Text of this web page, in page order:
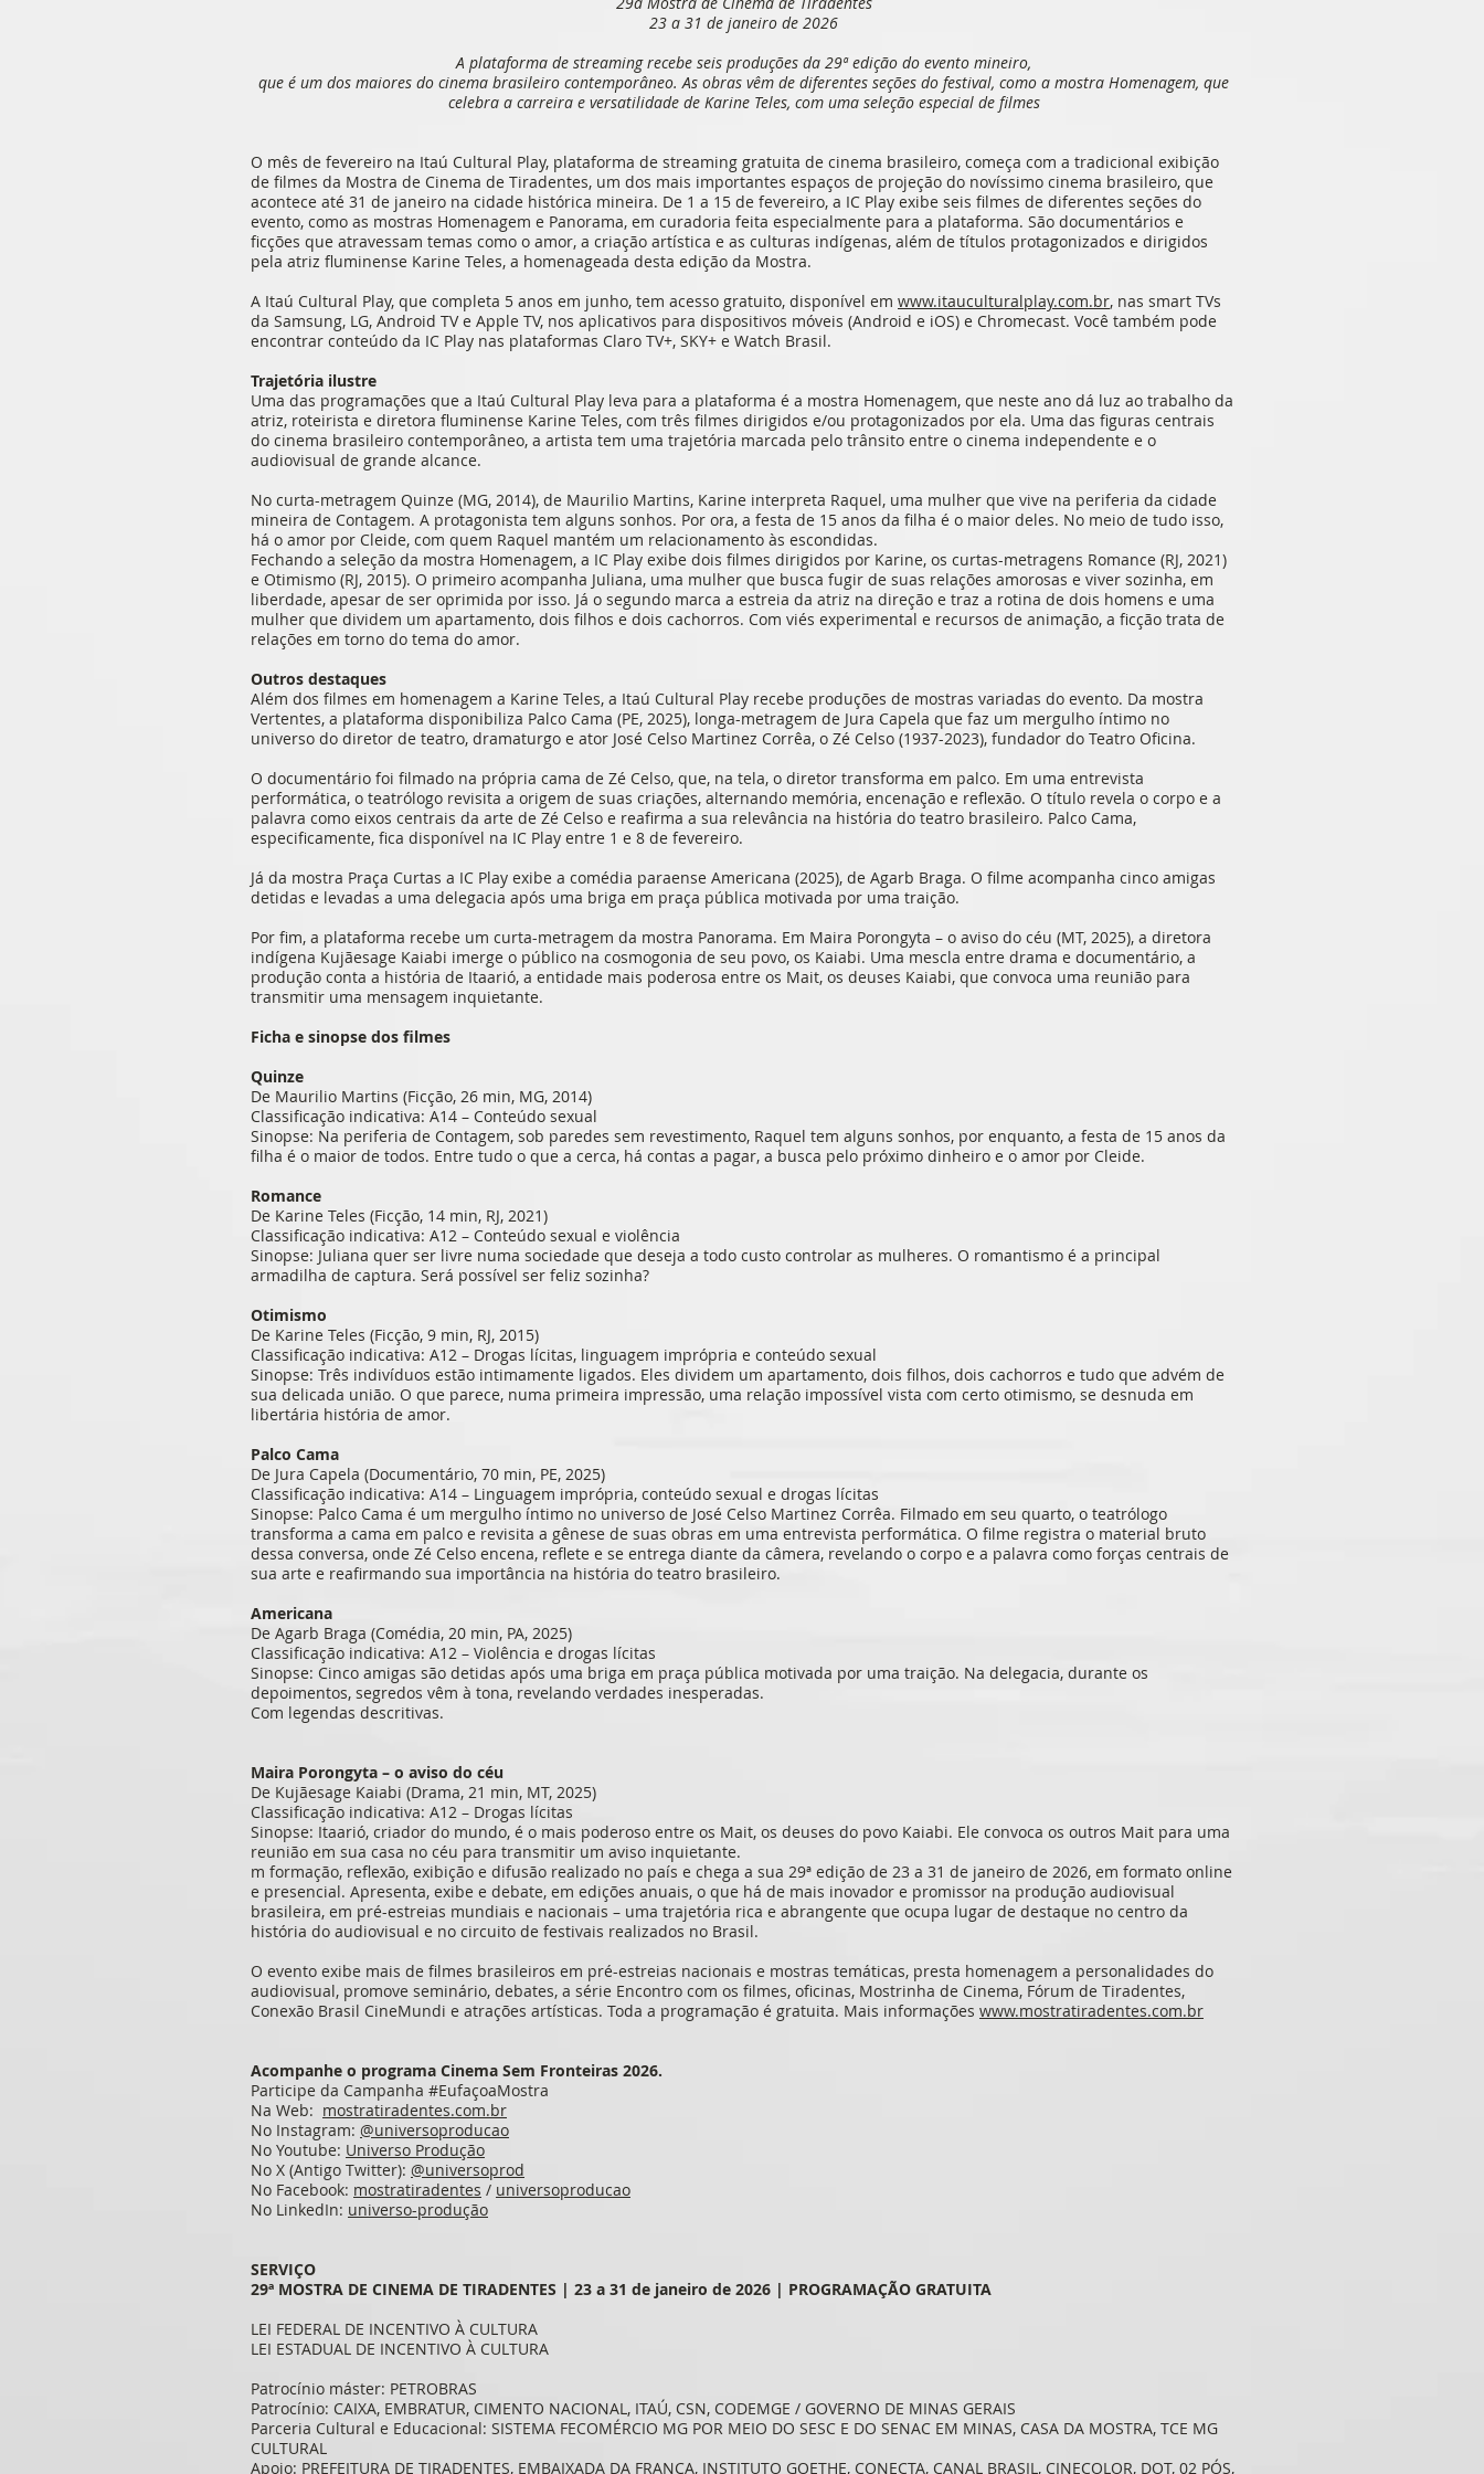
23 a 31 de janeiro de 2026
A plataforma de streaming recebe seis produções da 29ª edição do evento mineiro,
que é um dos maiores do cinema brasileiro contemporâneo. As obras vêm de diferentes seções do festival, como a mostra Homenagem, que
celebra a carreira e versatilidade de Karine Teles, com uma seleção especial de filmes
O mês de fevereiro na Itaú Cultural Play, plataforma de streaming gratuita de cinema brasileiro, começa com a tradicional exibição
de filmes da Mostra de Cinema de Tiradentes, um dos mais importantes espaços de projeção do novíssimo cinema brasileiro, que
acontece até 31 de janeiro na cidade histórica mineira. De 1 a 15 de fevereiro, a IC Play exibe seis filmes de diferentes seções do
evento, como as mostras Homenagem e Panorama, em curadoria feita especialmente para a plataforma. São documentários e
ficções que atravessam temas como o amor, a criação artística e as culturas indígenas, além de títulos protagonizados e dirigidos
pela atriz fluminense Karine Teles, a homenageada desta edição da Mostra.
A Itaú Cultural Play, que completa 5 anos em junho, tem acesso gratuito, disponível em www.itauculturalplay.com.br, nas smart TVs
da Samsung, LG, Android TV e Apple TV, nos aplicativos para dispositivos móveis (Android e iOS) e Chromecast. Você também pode
encontrar conteúdo da IC Play nas plataformas Claro TV+, SKY+ e Watch Brasil.
Trajetória ilustre
Uma das programações que a Itaú Cultural Play leva para a plataforma é a mostra Homenagem, que neste ano dá luz ao trabalho da
atriz, roteirista e diretora fluminense Karine Teles, com três filmes dirigidos e/ou protagonizados por ela. Uma das figuras centrais
do cinema brasileiro contemporâneo, a artista tem uma trajetória marcada pelo trânsito entre o cinema independente e o
audiovisual de grande alcance.
No curta-metragem Quinze (MG, 2014), de Maurilio Martins, Karine interpreta Raquel, uma mulher que vive na periferia da cidade
mineira de Contagem. A protagonista tem alguns sonhos. Por ora, a festa de 15 anos da filha é o maior deles. No meio de tudo isso,
há o amor por Cleide, com quem Raquel mantém um relacionamento às escondidas.
Fechando a seleção da mostra Homenagem, a IC Play exibe dois filmes dirigidos por Karine, os curtas-metragens Romance (RJ, 2021)
e Otimismo (RJ, 2015). O primeiro acompanha Juliana, uma mulher que busca fugir de suas relações amorosas e viver sozinha, em
liberdade, apesar de ser oprimida por isso. Já o segundo marca a estreia da atriz na direção e traz a rotina de dois homens e uma
mulher que dividem um apartamento, dois filhos e dois cachorros. Com viés experimental e recursos de animação, a ficção trata de
relações em torno do tema do amor.
Outros destaques
Além dos filmes em homenagem a Karine Teles, a Itaú Cultural Play recebe produções de mostras variadas do evento. Da mostra
Vertentes, a plataforma disponibiliza Palco Cama (PE, 2025), longa-metragem de Jura Capela que faz um mergulho íntimo no
universo do diretor de teatro, dramaturgo e ator José Celso Martinez Corrêa, o Zé Celso (1937-2023), fundador do Teatro Oficina.
O documentário foi filmado na própria cama de Zé Celso, que, na tela, o diretor transforma em palco. Em uma entrevista
performática, o teatrólogo revisita a origem de suas criações, alternando memória, encenação e reflexão. O título revela o corpo e a
palavra como eixos centrais da arte de Zé Celso e reafirma a sua relevância na história do teatro brasileiro. Palco Cama,
especificamente, fica disponível na IC Play entre 1 e 8 de fevereiro.
Já da mostra Praça Curtas a IC Play exibe a comédia paraense Americana (2025), de Agarb Braga. O filme acompanha cinco amigas
detidas e levadas a uma delegacia após uma briga em praça pública motivada por uma traição.
Por fim, a plataforma recebe um curta-metragem da mostra Panorama. Em Maira Porongyta – o aviso do céu (MT, 2025), a diretora
indígena Kujãesage Kaiabi imerge o público na cosmogonia de seu povo, os Kaiabi. Uma mescla entre drama e documentário, a
produção conta a história de Itaarió, a entidade mais poderosa entre os Mait, os deuses Kaiabi, que convoca uma reunião para
transmitir uma mensagem inquietante.
Ficha e sinopse dos filmes
Quinze
De Maurilio Martins (Ficção, 26 min, MG, 2014)
Classificação indicativa: A14 – Conteúdo sexual
Sinopse: Na periferia de Contagem, sob paredes sem revestimento, Raquel tem alguns sonhos, por enquanto, a festa de 15 anos da
filha é o maior de todos. Entre tudo o que a cerca, há contas a pagar, a busca pelo próximo dinheiro e o amor por Cleide.
Romance
De Karine Teles (Ficção, 14 min, RJ, 2021)
Classificação indicativa: A12 – Conteúdo sexual e violência
Sinopse: Juliana quer ser livre numa sociedade que deseja a todo custo controlar as mulheres. O romantismo é a principal
armadilha de captura. Será possível ser feliz sozinha?
Otimismo
De Karine Teles (Ficção, 9 min, RJ, 2015)
Classificação indicativa: A12 – Drogas lícitas, linguagem imprópria e conteúdo sexual
Sinopse: Três indivíduos estão intimamente ligados. Eles dividem um apartamento, dois filhos, dois cachorros e tudo que advém de
sua delicada união. O que parece, numa primeira impressão, uma relação impossível vista com certo otimismo, se desnuda em
libertária história de amor.
Palco Cama
De Jura Capela (Documentário, 70 min, PE, 2025)
Classificação indicativa: A14 – Linguagem imprópria, conteúdo sexual e drogas lícitas
Sinopse: Palco Cama é um mergulho íntimo no universo de José Celso Martinez Corrêa. Filmado em seu quarto, o teatrólogo
transforma a cama em palco e revisita a gênese de suas obras em uma entrevista performática. O filme registra o material bruto
dessa conversa, onde Zé Celso encena, reflete e se entrega diante da câmera, revelando o corpo e a palavra como forças centrais de
sua arte e reafirmando sua importância na história do teatro brasileiro.
Americana
De Agarb Braga (Comédia, 20 min, PA, 2025)
Classificação indicativa: A12 – Violência e drogas lícitas
Sinopse: Cinco amigas são detidas após uma briga em praça pública motivada por uma traição. Na delegacia, durante os
depoimentos, segredos vêm à tona, revelando verdades inesperadas.
Com legendas descritivas.
Maira Porongyta – o aviso do céu
De Kujãesage Kaiabi (Drama, 21 min, MT, 2025)
Classificação indicativa: A12 – Drogas lícitas
Sinopse: Itaarió, criador do mundo, é o mais poderoso entre os Mait, os deuses do povo Kaiabi. Ele convoca os outros Mait para uma
reunião em sua casa no céu para transmitir um aviso inquietante.
m formação, reflexão, exibição e difusão realizado no país e chega a sua 29ª edição de 23 a 31 de janeiro de 2026, em formato online
e presencial. Apresenta, exibe e debate, em edições anuais, o que há de mais inovador e promissor na produção audiovisual
brasileira, em pré-estreias mundiais e nacionais – uma trajetória rica e abrangente que ocupa lugar de destaque no centro da
história do audiovisual e no circuito de festivais realizados no Brasil.
O evento exibe mais de filmes brasileiros em pré-estreias nacionais e mostras temáticas, presta homenagem a personalidades do
audiovisual, promove seminário, debates, a série Encontro com os filmes, oficinas, Mostrinha de Cinema, Fórum de Tiradentes,
Conexão Brasil CineMundi e atrações artísticas. Toda a programação é gratuita. Mais informações www.mostratiradentes.com.br
Acompanhe o programa Cinema Sem Fronteiras 2026.
Participe da Campanha #EufaçoaMostra
Na Web: mostratiradentes.com.br
No Instagram: @universoproducao
No Youtube: Universo Produção
No X (Antigo Twitter): @universoprod
No Facebook: mostratiradentes / universoproducao
No LinkedIn: universo-produção
SERVIÇO
29ª MOSTRA DE CINEMA DE TIRADENTES | 23 a 31 de janeiro de 2026 | PROGRAMAÇÃO GRATUITA
LEI FEDERAL DE INCENTIVO À CULTURA
LEI ESTADUAL DE INCENTIVO À CULTURA
Patrocínio máster: PETROBRAS
Patrocínio: CAIXA, EMBRATUR, CIMENTO NACIONAL, ITAÚ, CSN, CODEMGE / GOVERNO DE MINAS GERAIS
Parceria Cultural e Educacional: SISTEMA FECOMÉRCIO MG POR MEIO DO SESC E DO SENAC EM MINAS, CASA DA MOSTRA, TCE MG
CULTURAL
Apoio: PREFEITURA DE TIRADENTES, EMBAIXADA DA FRANÇA, INSTITUTO GOETHE, CONECTA, CANAL BRASIL, CINECOLOR, DOT, 02 PÓS,